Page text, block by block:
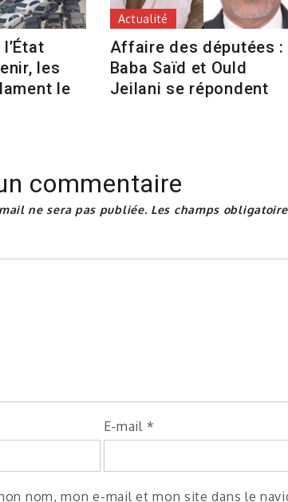
les
le
Actualité
Affaire des députées :
Baba Saïd et Ould
Jeilani se répondent
commentaire
ne sera pas publiée. Les champs
E-mail *
nom, mon e-mail et mon site dans le